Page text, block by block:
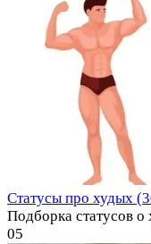
Статусы про худых
Подборка статусов
05